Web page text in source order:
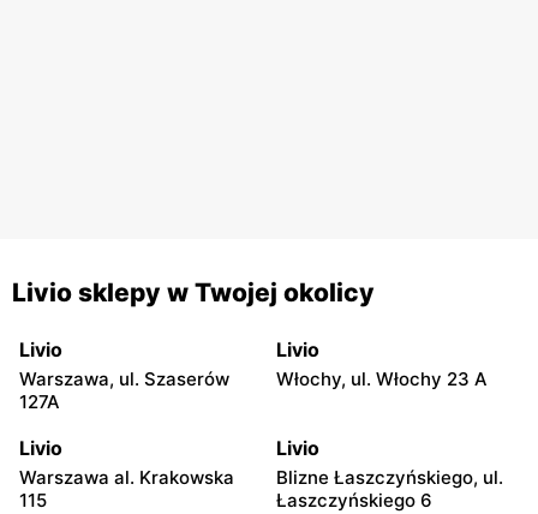
Livio sklepy w Twojej okolicy
Livio
Warszawa, ul. Szaserów
127A
Livio
Włochy, ul. Włochy 23 A
Livio
Warszawa al. Krakowska
115
Livio
Blizne Łaszczyńskiego, ul.
Łaszczyńskiego 6